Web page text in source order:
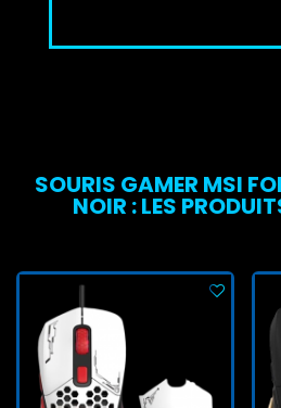
SOURIS GAMER MSI
NOIR : LES